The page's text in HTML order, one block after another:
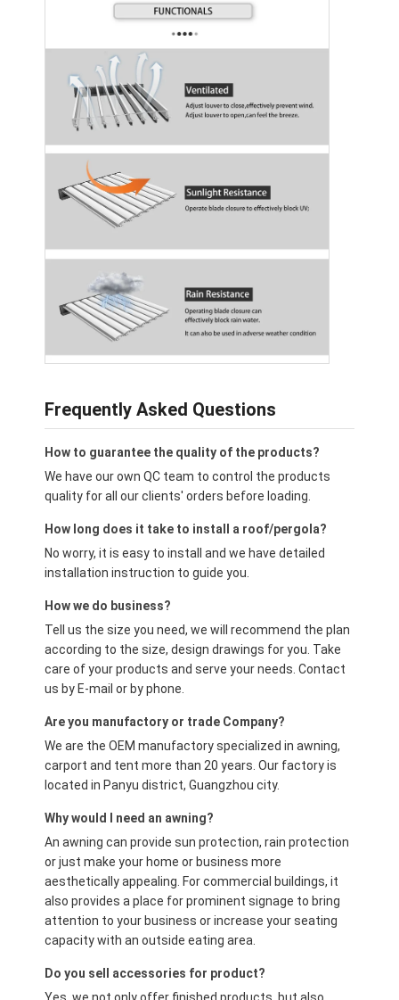
Frequently Asked Questions
How to guarantee the quality of the products?
We have our own QC team to control the products
quality for all our clients' orders before loading.
How long does it take to install a roof/pergola?
No worry, it is easy to install and we have detailed
installation instruction to guide you.
How we do business?
Tell us the size you need, we will recommend the plan
according to the size, design drawings for you. Take
care of your products and serve your needs. Contact
us by E-mail or by phone.
Are you manufactory or trade Company?
We are the OEM manufactory specialized in awning,
carport and tent more than 20 years. Our factory is
located in Panyu district, Guangzhou city.
Why would I need an awning?
An awning can provide sun protection, rain protection
or just make your home or business more
aesthetically appealing. For commercial buildings, it
also provides a place for prominent signage to bring
attention to your business or increase your seating
capacity with an outside eating area.
Do you sell accessories for product?